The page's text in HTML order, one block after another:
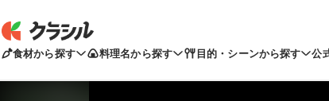
食材から探す 料理名から探す 目的・シーンから探す 公